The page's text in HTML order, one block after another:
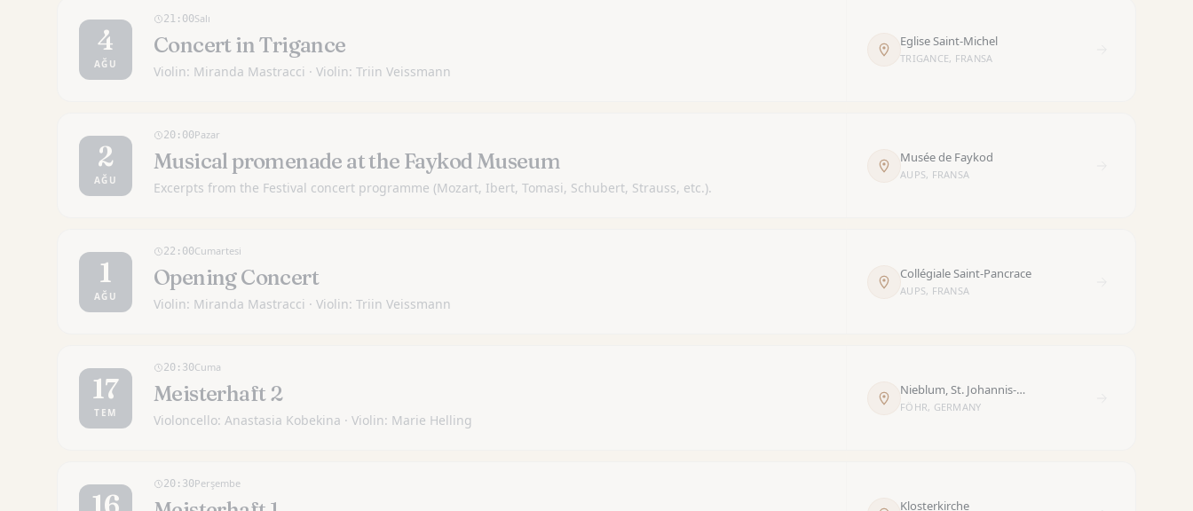
4
AĞU
21:00Salı
Concert in Trigance
Violin: Miranda Mastracci · Violin: Triin Veissmann
Eglise Saint-Michel
TRIGANCE, FRANSA
2
AĞU
20:00Pazar
Musical promenade at the Faykod Museum
Excerpts from the Festival concert programme (Mozart, Ibert, Tomasi, Schubert, Strauss, etc.).
Musée de Faykod
AUPS, FRANSA
1
AĞU
22:00Cumartesi
Opening Concert
Violin: Miranda Mastracci · Violin: Triin Veissmann
Collégiale Saint-Pancrace
AUPS, FRANSA
17
TEM
20:30Cuma
Meisterhaft 2
Violoncello: Anastasia Kobekina · Violin: Marie Helling
Nieblum, St. Johannis-
Kirche
FÖHR, GERMANY
20:30Perşembe
Klosterkirche